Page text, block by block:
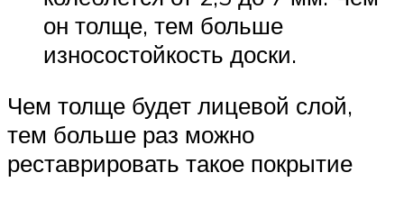
он толще, тем больше
износостойкость доски.
Чем толще будет лицевой слой,
тем больше раз можно
реставрировать такое покрытие